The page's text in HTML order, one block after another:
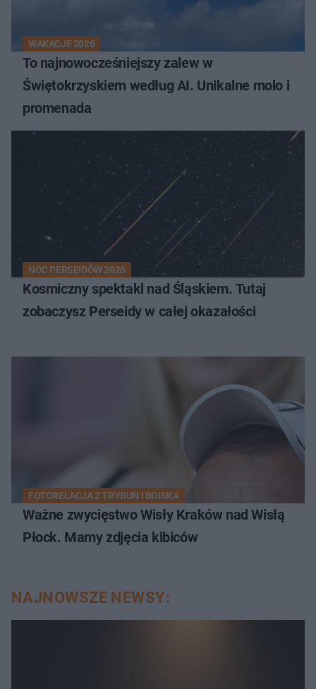
WAKACJE 2026
To najnowocześniejszy zalew w
Świętokrzyskiem według AI. Unikalne molo i
promenada
NOC PERSEIDÓW 2026
Kosmiczny spektakl nad Śląskiem. Tutaj
zobaczysz Perseidy w całej okazałości
FOTORELACJA Z TRYBUN I BOISKA
Ważne zwycięstwo Wisły Kraków nad Wisłą
Płock. Mamy zdjęcia kibiców
NAJNOWSZE NEWSY: